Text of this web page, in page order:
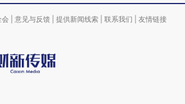
会 意见与反馈 提供新闻线索 联系我们 友情链接